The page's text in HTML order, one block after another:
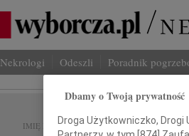
Nekrologi Odeszli Poradnik
IMIĘ I NAZWISKO:
Dbamy o Twoją prywatność
Droga Użytkowniczko,